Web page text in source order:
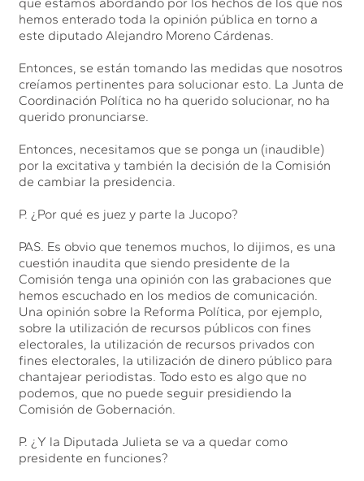
hemos enterado toda la opinión pública en torno a
este diputado Alejandro Moreno Cárdenas.
Entonces, se están tomando las medidas que nosotros
creíamos pertinentes para solucionar esto. La Junta de
Coordinación Política no ha querido solucionar, no ha
querido pronunciarse.
Entonces, necesitamos que se ponga un (inaudible)
por la excitativa y también la decisión de la Comisión
de cambiar la presidencia.
P. ¿Por qué es juez y parte la Jucopo?
PAS. Es obvio que tenemos muchos, lo dijimos, es una
cuestión inaudita que siendo presidente de la
Comisión tenga una opinión con las grabaciones que
hemos escuchado en los medios de comunicación.
Una opinión sobre la Reforma Política, por ejemplo,
sobre la utilización de recursos públicos con fines
electorales, la utilización de recursos privados con
fines electorales, la utilización de dinero público para
chantajear periodistas. Todo esto es algo que no
podemos, que no puede seguir presidiendo la
Comisión de Gobernación.
P. ¿Y la Diputada Julieta se va a quedar como
presidente en funciones?